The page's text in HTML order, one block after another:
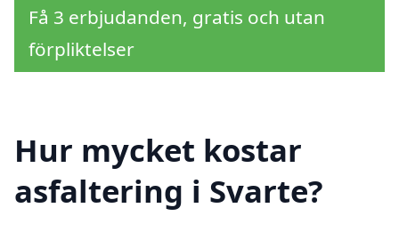
Få 3 erbjudanden, gratis och utan
förpliktelser
Hur mycket kostar
asfaltering i Svarte?